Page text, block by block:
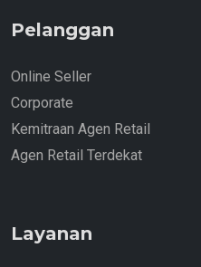
Pelanggan
Online Seller
Corporate
Kemitraan Agen Retail
Agen Retail Terdekat
Layanan